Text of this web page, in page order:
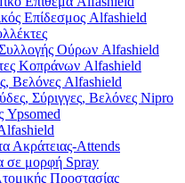
Επίδεσμος Alfashield
Ούρων Alfashield
Κοπράνων Alfashield
Βελόνες Alfashield
Σύριγγες, Βελόνες Nipro
Ypsomed
Ακράτειας-Attends
σε μορφή Spray
Προστασίας